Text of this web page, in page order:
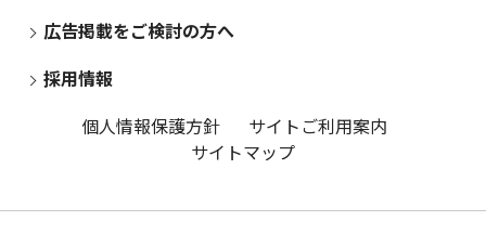
広告掲載をご検討の方へ
採用情報
個人情報保護方針
サイトご利用案内
サイトマップ